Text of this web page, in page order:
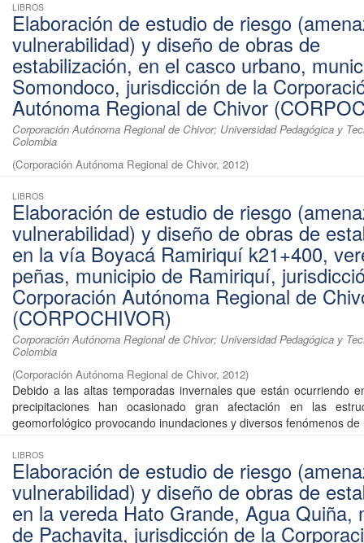
LIBROS
Elaboración de estudio de riesgo
vulnerabilidad) y diseño de obras de
estabilización, en el casco urbano,
Somondoco, jurisdicción de la
Autónoma Regional de Chivor
Corporación Autónoma Regional de Chivor; Universidad Pedagógica y
Colombia
(Corporación Autónoma Regional de Chivor, 2012)
LIBROS
Elaboración de estudio de riesgo
vulnerabilidad) y diseño de obras de
en la vía Boyacá Ramiriquí k21+400,
peñas, municipio de Ramiriquí,
Corporación Autónoma Regional de
(CORPOCHIVOR)
Corporación Autónoma Regional de Chivor; Universidad Pedagógica y
Colombia
(Corporación Autónoma Regional de Chivor, 2012)
Debido a las altas temporadas invernales que están ocurriendo
precipitaciones han ocasionado gran afectación en las
geomorfológico provocando inundaciones y diversos fenómenos
LIBROS
Elaboración de estudio de riesgo
vulnerabilidad) y diseño de obras de
en la vereda Hato Grande, Agua Quiña,
de Pachavita, jurisdicción de la